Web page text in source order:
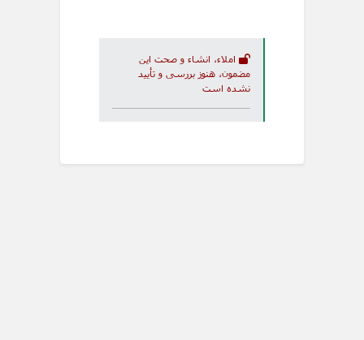
املاء، انشاء و صحت این
مضمون، هنوز بررسی و تأیید
نشده است